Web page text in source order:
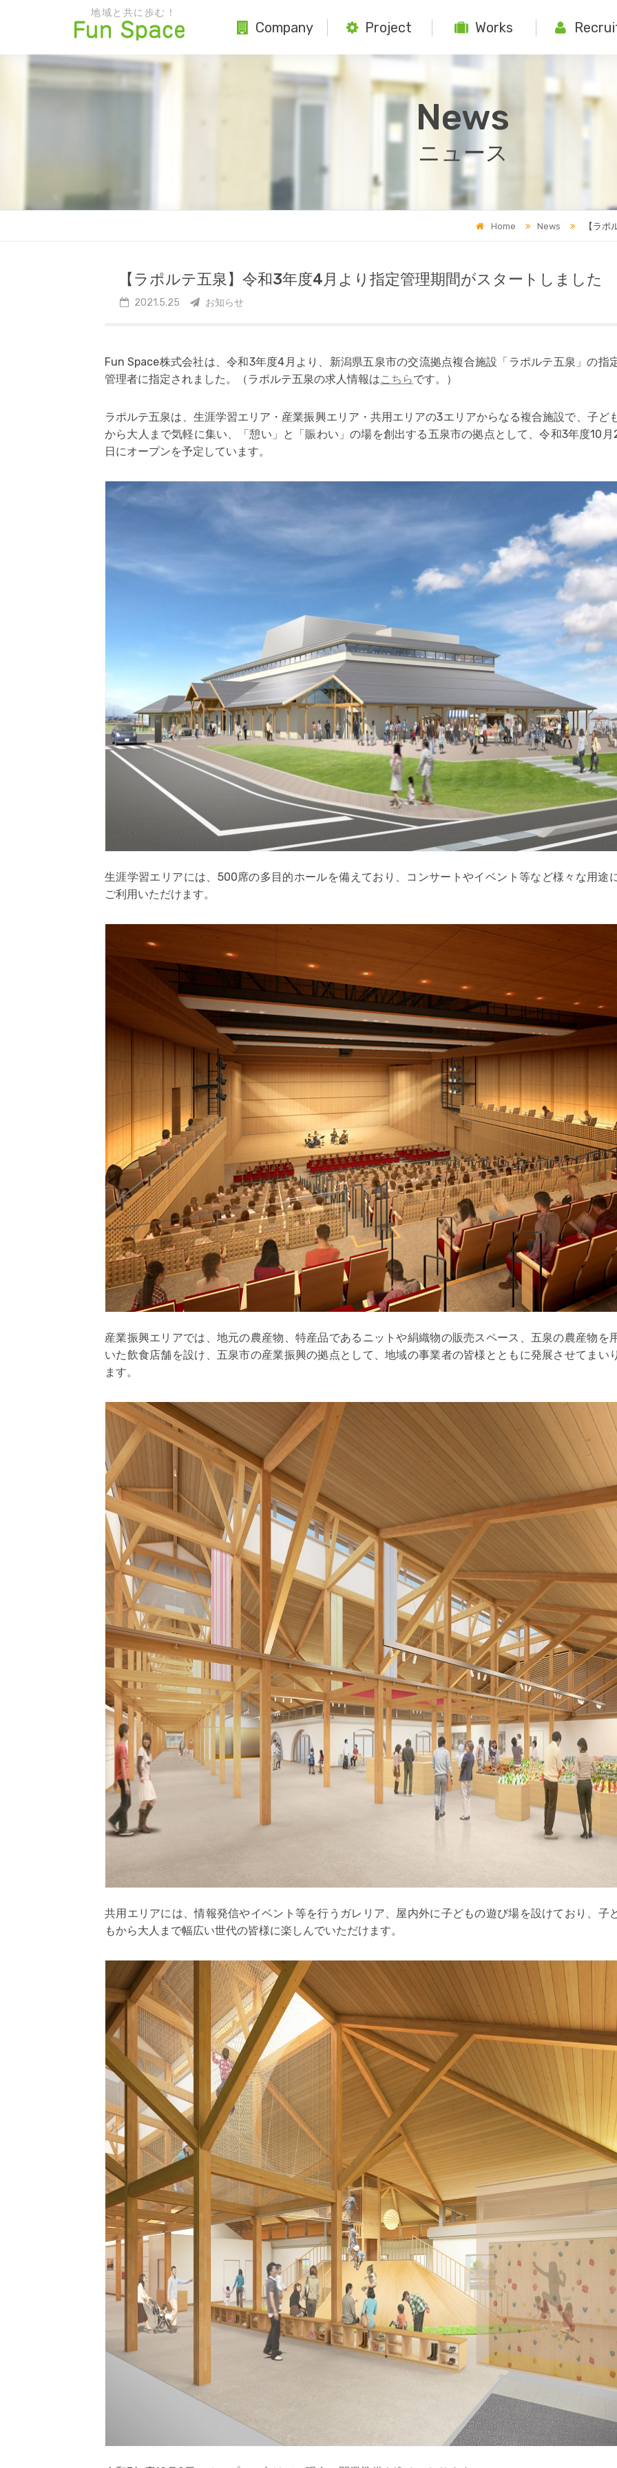
地域と共に歩む！
Company Project Works
News
ニュース
Home News 【ラポ
【ラポルテ五泉】令和3年度4月より指定管理期間がスタートしました
2021.5.25 お知らせ
Fun Space株式会社は、令和3年度4月より、新潟県五泉市の交流拠点複合施設「ラポルテ五泉」の指
管理者に指定されました。（ラポルテ五泉の求人情報はこちらです。 ）
ラポルテ五泉は、生涯学習エリア・産業振興エリア・共用エリアの3エリアからなる複合施設で、子ど
から大人まで気軽に集い、「憩い」と「賑わい」の場を創出する五泉市の拠点として、令和3年度10月
日にオープンを予定しています。
生涯学習エリアには、500席の多目的ホールを備えており、コンサートやイベント等など様々な用途
ご利用いただけます。
産業振興エリアでは、地元の農産物、特産品であるニットや絹織物の販売スペース、五泉の農産物を
いた飲食店舗を設け、五泉市の産業振興の拠点として、地域の事業者の皆様とともに発展させてまい
ます。
共用エリアには、情報発信やイベント等を行うガレリア、屋内外に子どもの遊び場を設けており、子
もから大人まで幅広い世代の皆様に楽しんでいただけます。